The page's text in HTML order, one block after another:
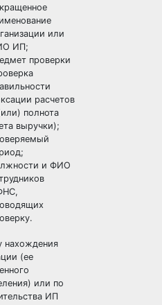
или
ИП;
проверки
расчетов
полнота
выручки);
и ФИО
нахождения
(ее
или по
ИП